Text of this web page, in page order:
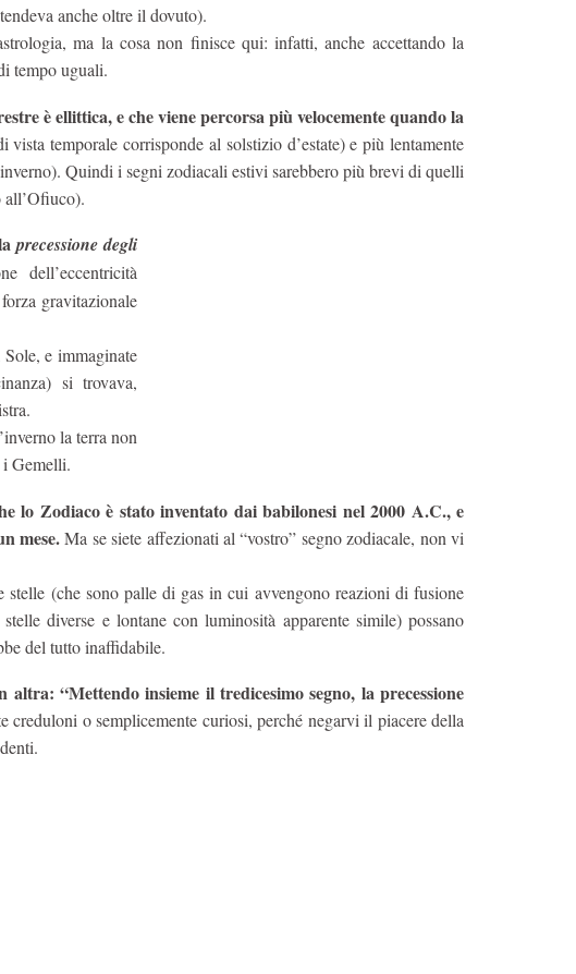
anche oltre il dovuto).
ma la cosa non finisce qui: infatti, anche accettando la
tempo uguali.
è ellittica, e che viene percorsa più velocemente quando la
temporale corrisponde al solstizio d’estate) e più lentamente
Quindi i segni zodiacali estivi sarebbero più brevi di quelli
all’Ofiuco).
precessione degli
dell’eccentricità
gravitazionale
e immaginate
si trovava,
la terra non
i Gemelli.
lo Zodiaco è stato inventato dai babilonesi nel 2000 A.C., e
mese.Ma se siete affezionati al “vostro” segno zodiacale, non vi
(che sono palle di gas in cui avvengono reazioni di fusione
diverse e lontane con luminosità apparente simile) possano
del tutto inaffidabile.
“Mettendo insieme il tredicesimo segno, la precessione
creduloni o semplicemente curiosi, perché negarvi il piacere della